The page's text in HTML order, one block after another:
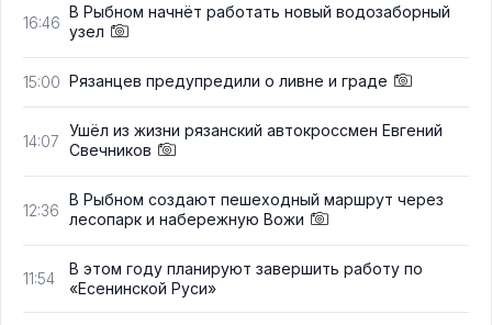
16:46
В Рыбном начнёт работать новый водозаборный
узел
15:00 Рязанцев предупредили о ливне и граде
14:07
Ушёл из жизни рязанский автокроссмен Евгений
Свечников
12:36
В Рыбном создают пешеходный маршрут через
лесопарк и набережную Вожи
11:54
В этом году планируют завершить работу по
«Есенинской Руси»